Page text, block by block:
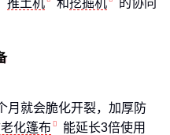
推土机 和挖掘机
的协同
月就会脆化开裂，加厚防
化篷布
能延长3倍使用